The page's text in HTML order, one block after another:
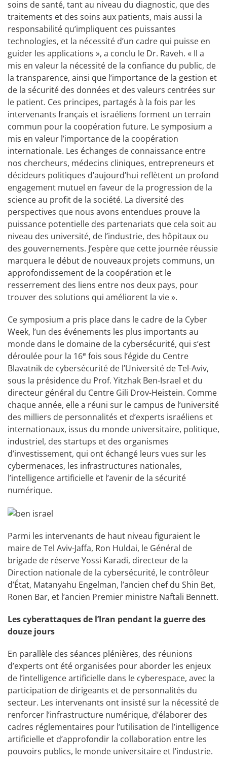
soins de santé, tant au niveau du diagnostic, que des
traitements et des soins aux patients, mais aussi la
responsabilité qu’impliquent ces puissantes
technologies, et la nécessité d’un cadre qui puisse en
guider les applications », a conclu le Dr. Raveh. « Il a
mis en valeur la nécessité de la confiance du public, de
la transparence, ainsi que l’importance de la gestion et
de la sécurité des données et des valeurs centrées sur
le patient. Ces principes, partagés à la fois par les
intervenants français et israéliens forment un terrain
commun pour la coopération future. Le symposium a
mis en valeur l’importance de la coopération
internationale. Les échanges de connaissance entre
nos chercheurs, médecins cliniques, entrepreneurs et
décideurs politiques d’aujourd’hui reflètent un profond
engagement mutuel en faveur de la progression de la
science au profit de la société. La diversité des
perspectives que nous avons entendues prouve la
puissance potentielle des partenariats que cela soit au
niveau des université, de l’industrie, des hôpitaux ou
des gouvernements. J’espère que cette journée réussie
marquera le début de nouveaux projets communs, un
approfondissement de la coopération et le
resserrement des liens entre nos deux pays, pour
trouver des solutions qui améliorent la vie ».
Ce symposium a pris place dans le cadre de la Cyber ​​
Week, l’un des événements les plus importants au
monde dans le domaine de la cybersécurité, qui s’est
déroulée pour la 16e fois sous l’égide du Centre
Blavatnik de cybersécurité de l’Université de Tel-Aviv,
sous la présidence du Prof. Yitzhak Ben-Israel et du
directeur général du Centre Gili Drov-Heistein. Comme
chaque année, elle a réuni sur le campus de l’université
des milliers de personnalités et d’experts israéliens et
internationaux, issus du monde universitaire, politique,
industriel, des startups et des organismes
d’investissement, ​​qui ont échangé leurs vues sur les
cybermenaces, les infrastructures nationales,
l’intelligence artificielle et l’avenir de la sécurité
numérique.
Parmi les intervenants de haut niveau figuraient le
maire de Tel Aviv-Jaffa, Ron Huldai, le Général de
brigade de réserve Yossi Karadi, directeur de la
Direction nationale de la cybersécurité, le contrôleur
d’État, Matanyahu Engelman, l’ancien chef du Shin Bet,
Ronen Bar, et l’ancien Premier ministre Naftali Bennett.
Les cyberattaques de l’Iran pendant la guerre des
douze jours
En parallèle des séances plénières, des réunions
d’experts ont été organisées pour aborder les enjeux
de l’intelligence artificielle dans le cyberespace, avec la
participation de dirigeants et de personnalités du
secteur. Les intervenants ont insisté sur la nécessité de
renforcer l’infrastructure numérique, d’élaborer des
cadres réglementaires pour l’utilisation de l’intelligence
artificielle et d’approfondir la collaboration entre les
pouvoirs publics, le monde universitaire et l’industrie.